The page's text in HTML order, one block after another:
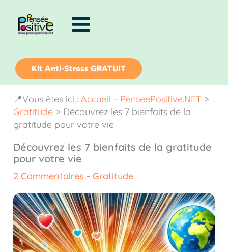
contenu
Kit Anti-Stress GRATUIT
📍Vous êtes ici : Accueil – PenseePositive.NET >
Gratitude> Découvrez les 7 bienfaits de la
gratitude pour votre vie
Découvrez les 7 bienfaits de la gratitude
pour votre vie
2 Commentaires - Gratitude